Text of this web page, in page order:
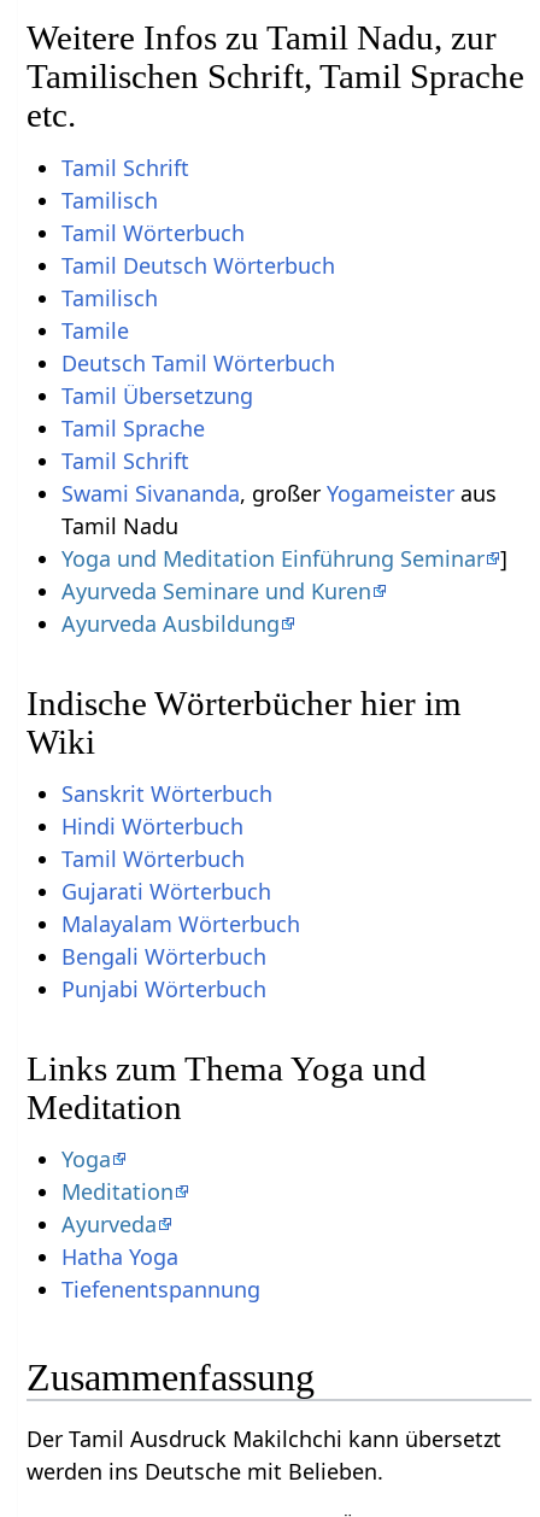
Weitere Infos zu Tamil Nadu, zur
Tamilischen Schrift, Tamil Sprache
etc.
Tamil Schrift
Tamilisch
Tamil Wörterbuch
Tamil Deutsch Wörterbuch
Tamilisch
Tamile
Deutsch Tamil Wörterbuch
Tamil Übersetzung
Tamil Sprache
Tamil Schrift
Swami Sivananda, großer Yogameisteraus
Tamil Nadu
Yoga und Meditation Einführung Seminar ]
Ayurveda Seminare und Kuren
Ayurveda Ausbildung
Indische Wörterbücher hier im
Wiki
Sanskrit Wörterbuch
Hindi Wörterbuch
Tamil Wörterbuch
Gujarati Wörterbuch
Malayalam Wörterbuch
Bengali Wörterbuch
Punjabi Wörterbuch
Links zum Thema Yoga und
Meditation
Yoga
Meditation
Ayurveda
Hatha Yoga
Tiefenentspannung
Zusammenfassung
Der Tamil Ausdruck Makilchchi kann übersetzt
werden ins Deutsche mit Belieben.